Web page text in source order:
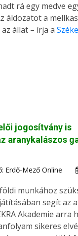
rá egy medve
áldozatot a
állat – írja a
jogosítvány is
aranykalászos
Erdő-Mező Online
munkához
segít az
Akademie arra
sikeres